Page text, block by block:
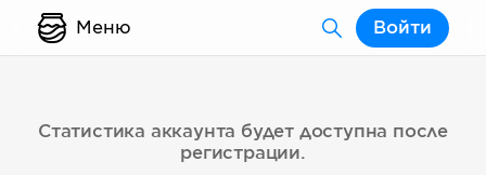
Меню Войти
Статистика аккаунта будет доступна после
регистрации.